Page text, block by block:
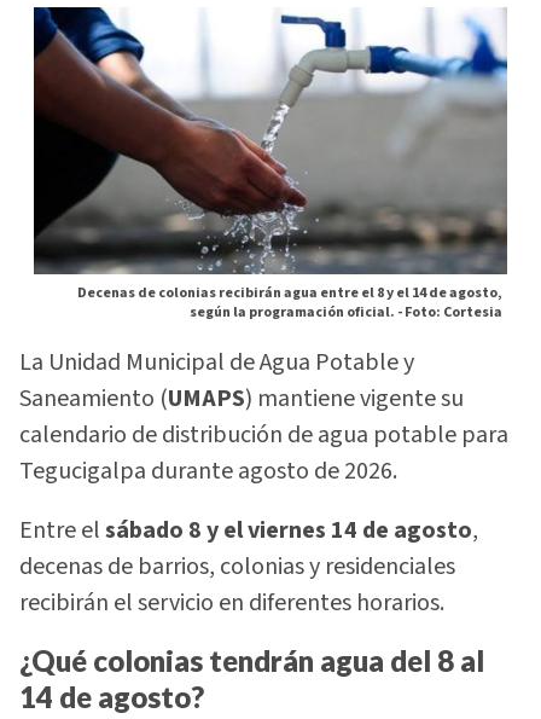
Decenas de colonias recibirán agua entre el 8 y el 14 de agosto,
según la programación oficial. -Foto: Cortesia
La Unidad Municipal de Agua Potable y
Saneamiento (UMAPS) mantiene vigente su
calendario de distribución de agua potable para
Tegucigalpa durante agosto de 2026.
Entre elsábado 8 y el viernes 14 de agosto,
decenas de barrios, colonias y residenciales
recibirán el servicio en diferentes horarios.
¿Qué colonias tendrán agua del 8 al
14 de agosto?